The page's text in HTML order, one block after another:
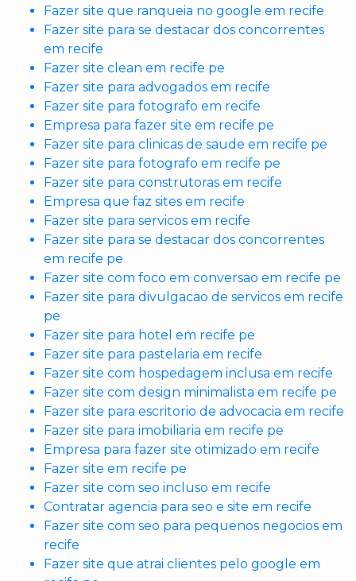
Fazer site que ranqueia no google em recife
Fazer site para se destacar dos concorrentes
em recife
Fazer site clean em recife pe
Fazer site para advogados em recife
Fazer site para fotografo em recife
Empresa para fazer site em recife pe
Fazer site para clinicas de saude em recife pe
Fazer site para fotografo em recife pe
Fazer site para construtoras em recife
Empresa que faz sites em recife
Fazer site para servicos em recife
Fazer site para se destacar dos concorrentes
em recife pe
Fazer site com foco em conversao em recife pe
Fazer site para divulgacao de servicos em recife
pe
Fazer site para hotel em recife pe
Fazer site para pastelaria em recife
Fazer site com hospedagem inclusa em recife
Fazer site com design minimalista em recife pe
Fazer site para escritorio de advocacia em recife
Fazer site para imobiliaria em recife pe
Empresa para fazer site otimizado em recife
Fazer site em recife pe
Fazer site com seo incluso em recife
Contratar agencia para seo e site em recife
Fazer site com seo para pequenos negocios em
recife
Fazer site que atrai clientes pelo google em